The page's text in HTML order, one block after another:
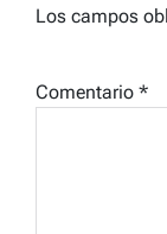
Los campos
Comentario *